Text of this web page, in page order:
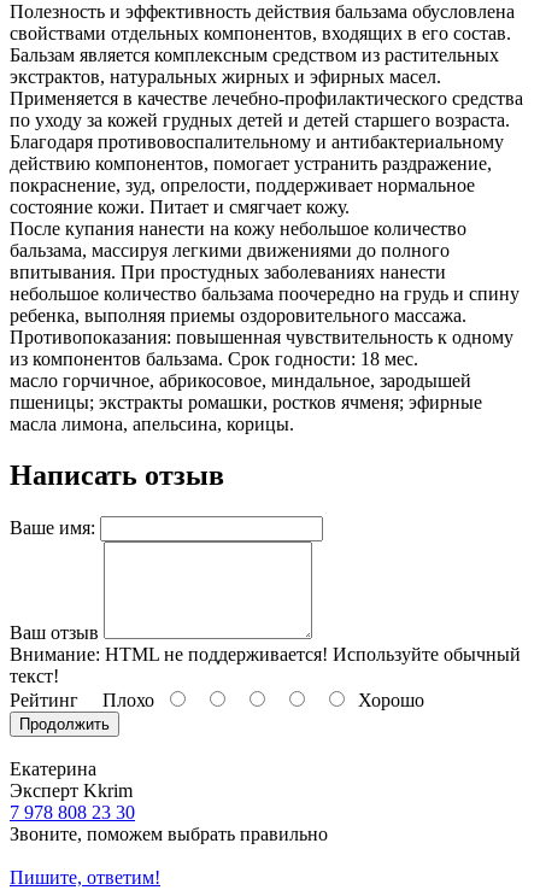
Полезность и эффективность действия бальзама обусловлена
свойствами отдельных компонентов, входящих в его состав.
Бальзам является комплексным средством из растительных
экстрактов, натуральных жирных и эфирных масел.
Применяется в качестве лечебно-профилактического средства
по уходу за кожей грудных детей и детей старшего возраста.
Благодаря противовоспалительному и антибактериальному
действию компонентов, помогает устранить раздражение,
покраснение, зуд, опрелости, поддерживает нормальное
состояние кожи. Питает и смягчает кожу.
После купания нанести на кожу небольшое количество
бальзама, массируя легкими движениями до полного
впитывания. При простудных заболеваниях нанести
небольшое количество бальзама поочередно на грудь и спину
ребенка, выполняя приемы оздоровительного массажа.
Противопоказания: повышенная чувствительность к одному
из компонентов бальзама. Срок годности: 18 мес.
масло горчичное, абрикосовое, миндальное, зародышей
пшеницы; экстракты ромашки, ростков ячменя; эфирные
масла лимона, апельсина, корицы.
Написать отзыв
Ваше имя:
Ваш отзыв
Внимание: HTML не поддерживается! Используйте обычный
текст!
Рейтинг Плохо Хорошо
Продолжить
Екатерина
Эксперт Kkrim
7 978 808 23 30
Звоните, поможем выбрать правильно
Пишите, ответим!